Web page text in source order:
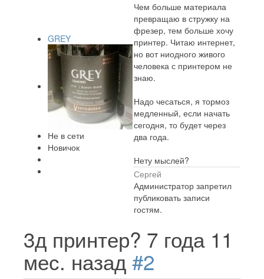
GREY
Не в сети
Новичок
Чем больше материала
превращаю в стружку на
фрезер, тем больше хочу
принтер. Читаю интернет,
но вот ниодного живого
человека с принтером не
знаю.
Надо чесаться, я тормоз
медленный, если начать
сегодня, то будет через
два года.
Нету мыслей?
Сергей
Администратор запретил
публиковать записи
гостям.
3д принтер? 7 года 11
мес. назад #2